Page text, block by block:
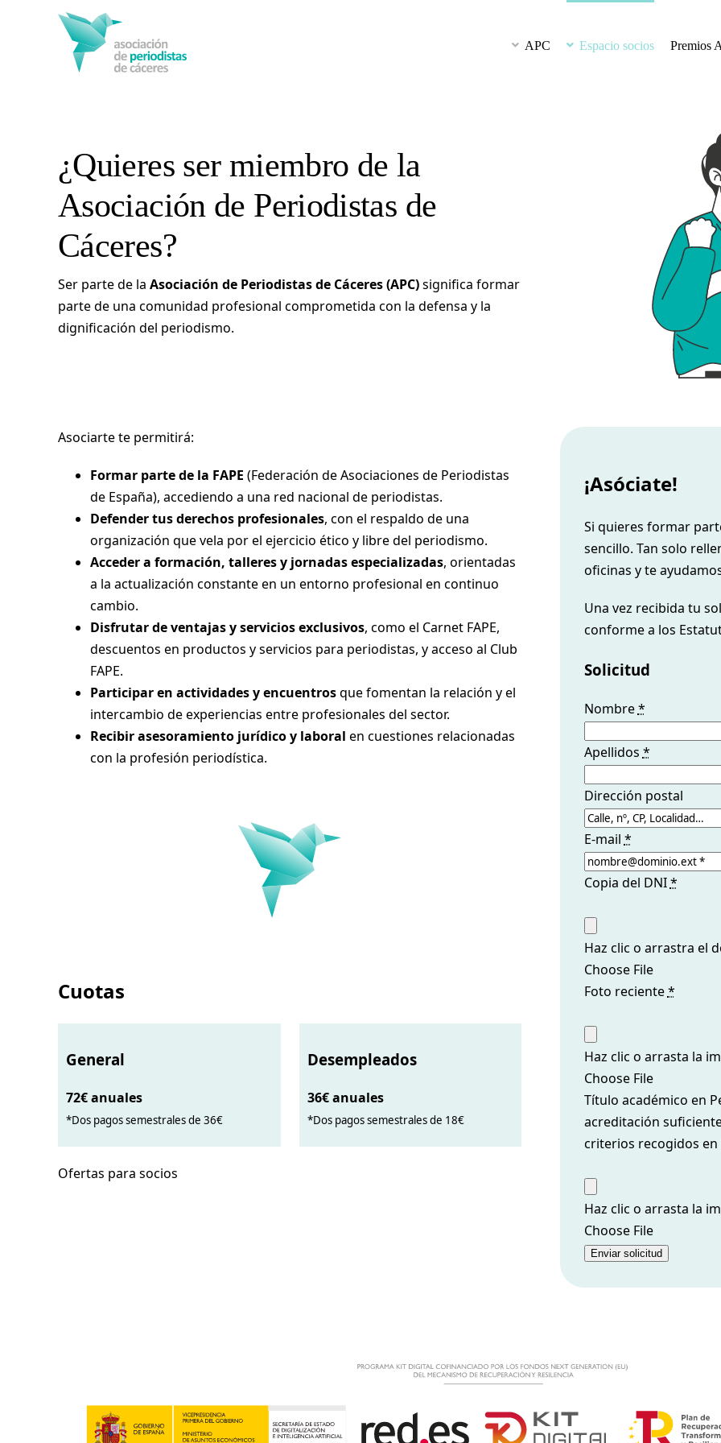
APC Espacio socios Premios
¿Quieres ser miembro de la
Asociación de Periodistas de
Cáceres?
Ser parte de la Asociación de Periodistas de Cáceres (APC)significa formar
parte de una comunidad profesional comprometida con la defensa y la
dignificación del periodismo.
Asociarte te permitirá:
Formar parte de la FAPE (Federación de Asociaciones de Periodistas
de España), accediendo a una red nacional de periodistas.
Defender tus derechos profesionales, con el respaldo de una
organización que vela por el ejercicio ético y libre del periodismo.
Acceder a formación, talleres y jornadas especializadas, orientadas
a la actualización constante en un entorno profesional en continuo
cambio.
Disfrutar de ventajas y servicios exclusivos, como el Carnet FAPE,
descuentos en productos y servicios para periodistas, y acceso al Club
FAPE.
Participar en actividades y encuentrosque fomentan la relación y el
intercambio de experiencias entre profesionales del sector.
Recibir asesoramiento jurídico y laboral en cuestiones relacionadas
con la profesión periodística.
Cuotas
General
72€ anuales
*Dos pagos semestrales de 36€
Desempleados
36€ anuales
*Dos pagos semestrales de 18€
Ofertas para socios
¡Asóciate!
Si quieres formar
sencillo. Tan solo
oficinas y te
Una vez recibida tu
conforme a los
Solicitud
Nombre*
Apellidos *
Dirección postal
E-mail *
Copia del DNI*
Haz clic o arrastra el
Choose File
Foto reciente*
Haz clic o arrasta la
Choose File
Título académico en
acreditación
criterios recogidos en
Haz clic o arrasta la
Choose File
Enviar solicitud